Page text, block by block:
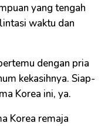
yang tengah
waktu dan
dengan pria
kekasihnya. Siap-
Korea ini, ya.
Korea remaja